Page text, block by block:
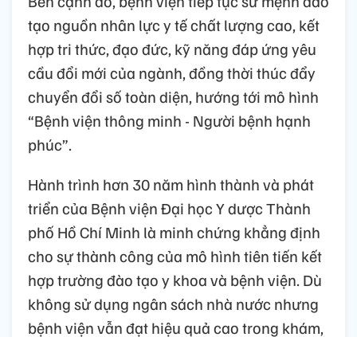
tạo nguồn nhân lực y tế chất lượng cao, kết
hợp tri thức, đạo đức, kỹ năng đáp ứng yêu
cầu đổi mới của ngành, đồng thời thúc đẩy
chuyển đổi số toàn diện, hướng tới mô hình
“Bệnh viện thông minh - Người bệnh hạnh
phúc”.
Hành trình hơn 30 năm hình thành và phát
triển của Bệnh viện Đại học Y dược Thành
phố Hồ Chí Minh là minh chứng khẳng định
cho sự thành công của mô hình tiên tiến kết
hợp trường đào tạo y khoa và bệnh viện. Dù
không sử dụng ngân sách nhà nước nhưng
bệnh viện vẫn đạt hiệu quả cao trong khám,